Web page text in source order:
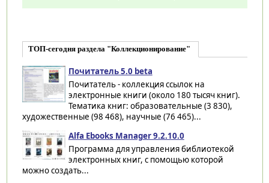
ТОП-сегодня раздела "Коллекционирование"
Почитатель 5.0 beta
Почитатель - коллекция ссылок на
электронные книги (около 180 тысяч книг).
Тематика книг: образовательные (3 830),
художественные (98 468), научные (76 465)...
Alfa Ebooks Manager 9.2.10.0
Программа для управления библиотекой
электронных книг, с помощью которой
можно создать...